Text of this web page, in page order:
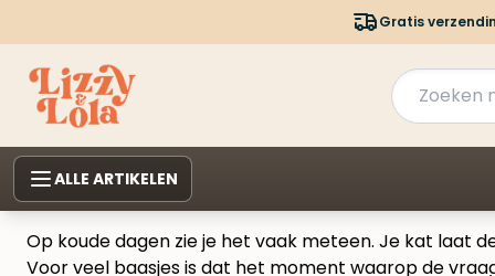
Gratis
ALLE ARTIKELEN
Op koude dagen zie je het vaak meteen. Je kat laat
Voor veel baasjes is dat het moment waarop de